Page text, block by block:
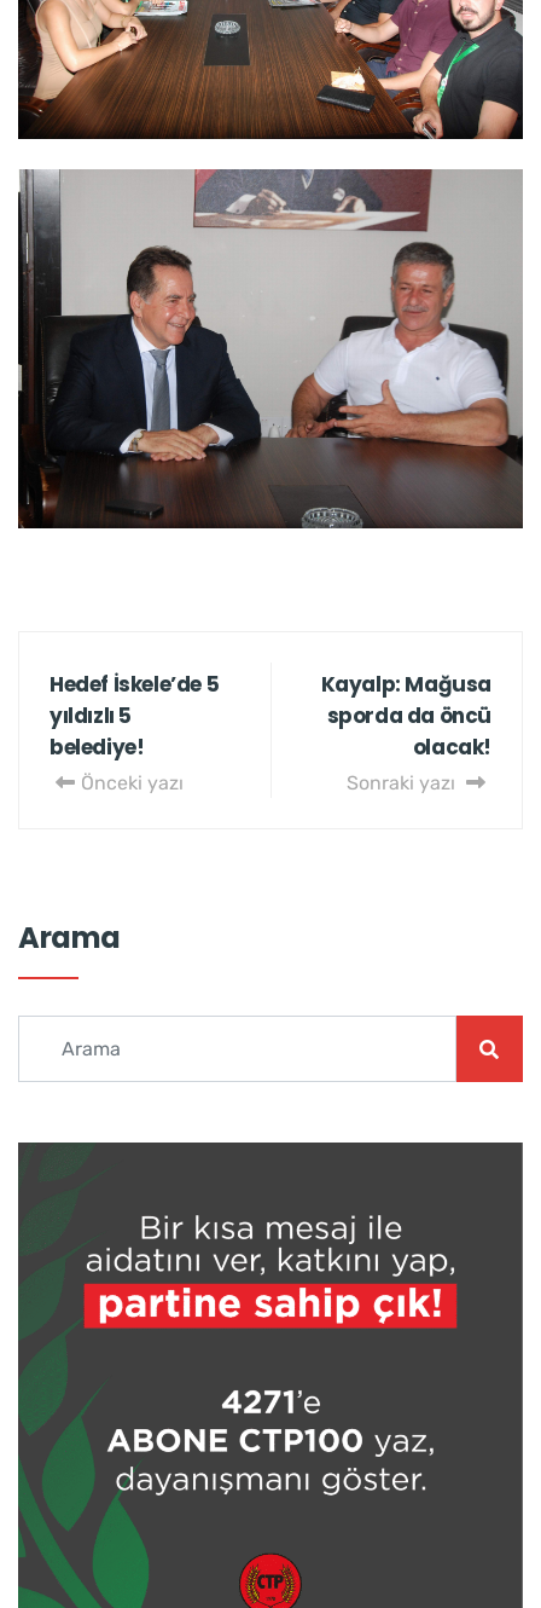
Hedef İskele’de 5
yıldızlı 5
belediye!
Önceki yazı
Kayalp: Mağusa
sporda da öncü
olacak!
Sonraki yazı
Arama